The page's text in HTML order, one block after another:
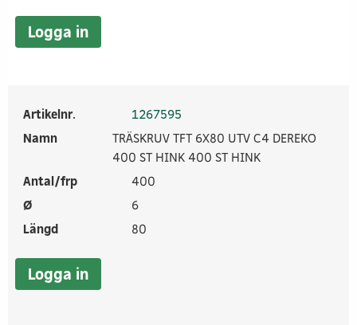
Logga in
Artikelnr.
1267595
Namn
TRÄSKRUV TFT 6X80 UTV C4 DEREKO
400 ST HINK 400 ST HINK
Antal/frp
400
Ø
6
Längd
80
Logga in